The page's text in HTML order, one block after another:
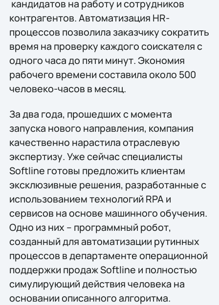
кандидатов на работу и сотрудников
контрагентов. Автоматизация HR-
процессов позволила заказчику сократить
время на проверку каждого соискателя с
одного часа до пяти минут. Экономия
рабочего времени составила около 500
человеко-часов в месяц.
За два года, прошедших с момента
запуска нового направления, компания
качественно нарастила отраслевую
экспертизу. Уже сейчас специалисты
Softline готовы предложить клиентам
эксклюзивные решения, разработанные с
использованием технологий RPA и
сервисов на основе машинного обучения.
Одно из них – программный робот,
созданный для автоматизации рутинных
процессов в департаменте операционной
поддержки продаж Softline и полностью
симулирующий действия человека на
основании описанного алгоритма.